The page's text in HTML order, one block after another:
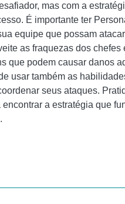
mas com a
É importante ter
equipe que possam
as fraquezas dos chefes
que podem causar danos
usar também as
seus ataques.
a estratégia que